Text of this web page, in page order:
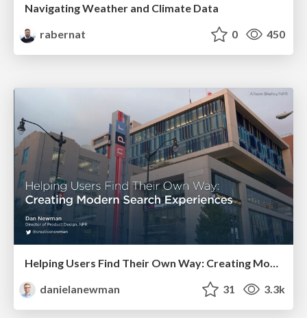
Navigating Weather and Climate Data
rabernat
0 450
Helping Users Find Their Own Way: Creating Modern Search Experiences
danielanewman
31 3.3k